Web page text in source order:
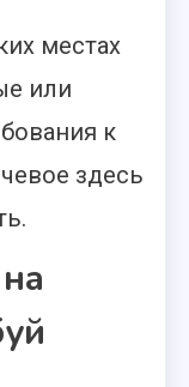
местах
или
к
здесь